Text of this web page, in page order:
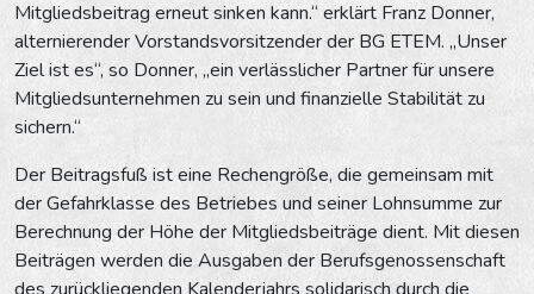
Mitgliedsbeitrag erneut sinken kann.“ erklärt Franz Donner,
alternierender Vorstandsvorsitzender der BG ETEM. „Unser
Ziel ist es“, so Donner, „ein verlässlicher Partner für unsere
Mitgliedsunternehmen zu sein und finanzielle Stabilität zu
sichern.“
Der Beitragsfuß ist eine Rechengröße, die gemeinsam mit
der Gefahrklasse des Betriebes und seiner Lohnsumme zur
Berechnung der Höhe der Mitgliedsbeiträge dient. Mit diesen
Beiträgen werden die Ausgaben der Berufsgenossenschaft